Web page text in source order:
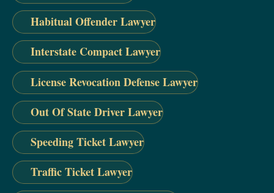
Habitual Offender Lawyer
Interstate Compact Lawyer
License Revocation Defense Lawyer
Out Of State Driver Lawyer
Speeding Ticket Lawyer
Traffic Ticket Lawyer